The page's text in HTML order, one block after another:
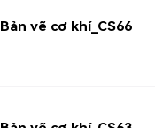
Bản vẽ cơ khí_CS66